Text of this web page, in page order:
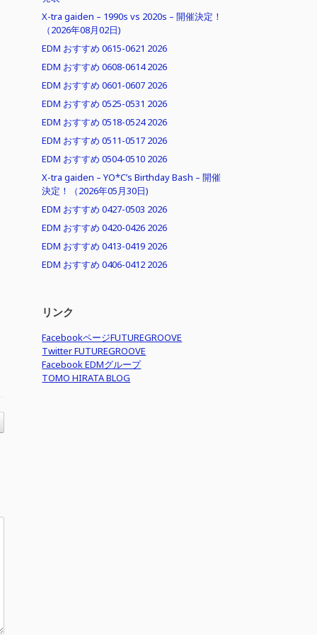
X-tra gaiden – 1990s vs 2020s – 開催決定！
（2026年08月02日)
EDM おすすめ 0615-0621 2026
EDM おすすめ 0608-0614 2026
EDM おすすめ 0601-0607 2026
EDM おすすめ 0525-0531 2026
EDM おすすめ 0518-0524 2026
EDM おすすめ 0511-0517 2026
EDM おすすめ 0504-0510 2026
X-tra gaiden – YO*C’s Birthday Bash – 開催
決定！（2026年05月30日)
EDM おすすめ 0427-0503 2026
EDM おすすめ 0420-0426 2026
EDM おすすめ 0413-0419 2026
EDM おすすめ 0406-0412 2026
リンク
FacebookページFUTUREGROOVE
Twitter FUTUREGROOVE
Facebook EDMグループ
TOMO HIRATA BLOG